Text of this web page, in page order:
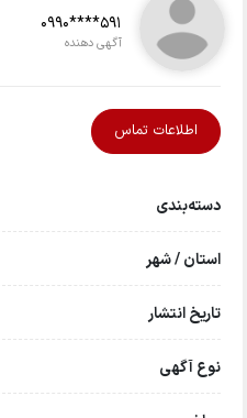
0990****591
آگهی دهنده
اطلاعات تماس
دسته‌بندی
استان / شهر
تاریخ انتشار
نوع آگهی